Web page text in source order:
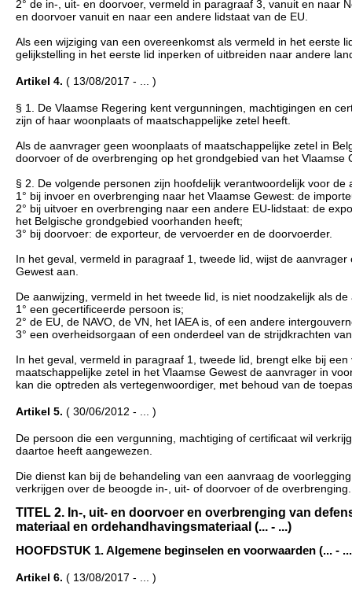
2° de in-, uit- en doorvoer, vermeld in paragraaf 3, vanuit en naar
en doorvoer vanuit en naar een andere lidstaat van de EU.
Als een wijziging van een overeenkomst als vermeld in het eerste
gelijkstelling in het eerste lid inperken of uitbreiden naar andere
Artikel 4. ( 13/08/2017 - ... )
§ 1. De Vlaamse Regering kent vergunningen, machtigingen en
zijn of haar woonplaats of maatschappelijke zetel heeft.
Als de aanvrager geen woonplaats of maatschappelijke zetel in
doorvoer of de overbrenging op het grondgebied van het Vlaamse
§ 2. De volgende personen zijn hoofdelijk verantwoordelijk voor
1° bij invoer en overbrenging naar het Vlaamse Gewest: de
2° bij uitvoer en overbrenging naar een andere EU-lidstaat: de
het Belgische grondgebied voorhanden heeft;
3° bij doorvoer: de exporteur, de vervoerder en de doorvoerder.
In het geval, vermeld in paragraaf 1, tweede lid, wijst de
Gewest aan.
De aanwijzing, vermeld in het tweede lid, is niet noodzakelijk als
1° een gecertificeerde persoon is;
2° de EU, de NAVO, de VN, het IAEA is, of een andere
3° een overheidsorgaan of een onderdeel van de strijdkrachten
In het geval, vermeld in paragraaf 1, tweede lid, brengt elke bij
maatschappelijke zetel in het Vlaamse Gewest de aanvrager in
kan die optreden als vertegenwoordiger, met behoud van de
Artikel 5. ( 30/06/2012 - ... )
De persoon die een vergunning, machtiging of certificaat wil
daartoe heeft aangewezen.
Die dienst kan bij de behandeling van een aanvraag de
verkrijgen over de beoogde in-, uit- of doorvoer of de overbrenging.
TITEL 2. In-, uit- en doorvoer en overbrenging van
materiaal en ordehandhavingsmateriaal (... - ...)
HOOFDSTUK 1. Algemene beginselen en voorwaarden (... -
Artikel 6. ( 13/08/2017 - ... )